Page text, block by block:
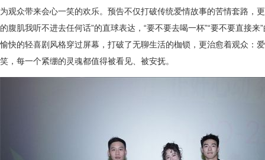
为观众带来会心一笑的欢乐。预告不仅打破传统爱情故事的苦情套路，
的腹肌我听不进去任何话”的直球表达，“要不要去喝一杯”“要不要直接
愉快的轻喜剧风格穿过屏幕，打破了无聊生活的枷锁，更治愈着观众：
笑，每一个紧绷的灵魂都值得被看见、被安抚。